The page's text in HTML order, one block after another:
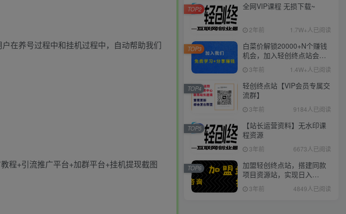
在养号过程中和挂机过程中，自动帮助我们
程+引流推广平台+加群平台+挂机提现截图
全网VIP课程 无损下载~
2年前 1.7W+人已阅读
TOP2
白菜价解锁20000+N个赚钱
机会，加入轻创终点站会
员，全站资源免费学习。
3年前 1.4W+人已阅读
TOP3
轻创终点站【VIP会员专属交
流群】
3年前 9184人已阅读
TOP4
【站长运营资料】无水印课
程资源
3年前 6673人已阅读
TOP5
加盟轻创终点站，搭建同款
项目资源站，实现日入
2000+
3年前 4849人已阅读
TOP6